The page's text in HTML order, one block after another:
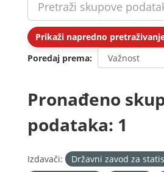
Prikaži napredno
Poredaj prema
Pronađeno
podataka: 1
Izdavači: Državni zavod za